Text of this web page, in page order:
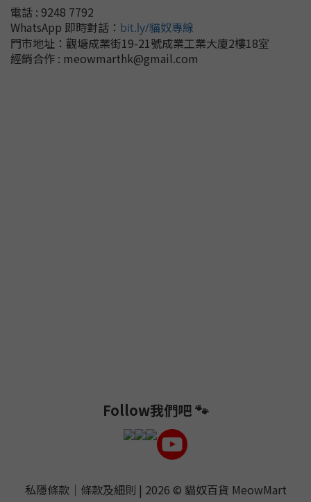
電話 : 9248 7792
WhatsApp 即時對話 ： bit.ly/貓奴專線
門市地址： 觀塘成業街19-21號成業工業大廈2樓18室
經銷合作 : meowmarthk@gmail.com
Follow我們吧 🐾
私隱條款｜ 條款及細則 | 2026 © 貓奴百貨 MeowMart